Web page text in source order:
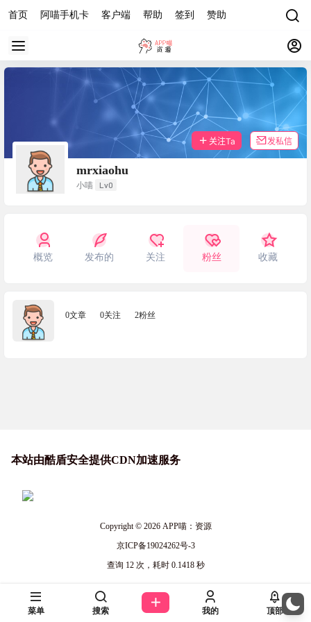
首页 阿喵手机卡 客户端 帮助 签到 赞助
mrxiaohu
小喵 Lv0
关注Ta 发私信
概览 发布的 关注 粉丝 收藏
0文章 0关注 2粉丝
本站由酷盾安全提供CDN加速服务
Copyright © 2026APP喵：资源
京ICP备19024262号-3
查询 12 次，耗时 0.1418 秒
菜单 搜索 我的 顶部